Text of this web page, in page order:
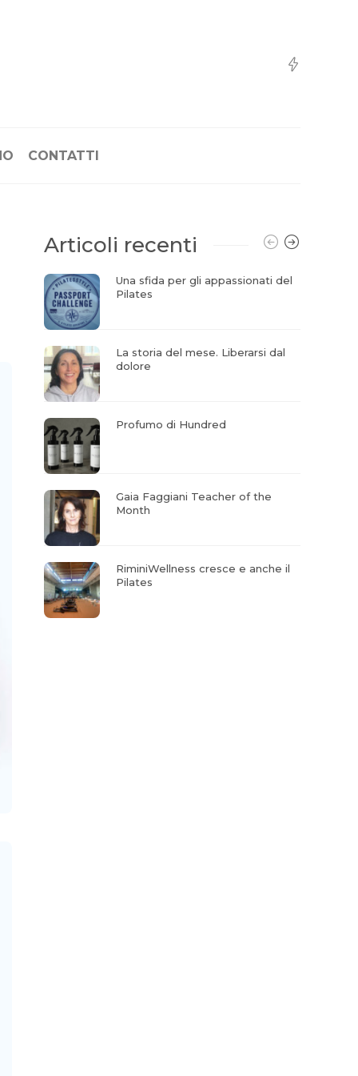
CONTATTI
Articoli recenti
Una sfida per gli appassionati del
Pilates
La storia del mese. Liberarsi dal
dolore
Profumo di Hundred
Gaia Faggiani Teacher of the
Month
RiminiWellness cresce e anche il
Pilates